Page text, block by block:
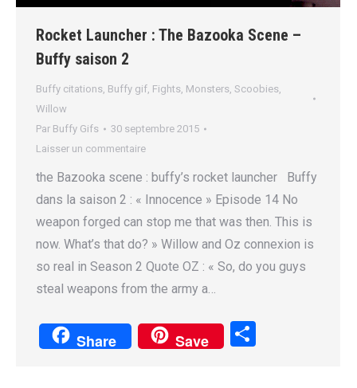
Rocket Launcher : The Bazooka Scene –
Buffy saison 2
Buffy citations, Buffy gif, Fights, Monsters, Scoobies,
Willow
Par Buffy Gifs
30 septembre 2015
Laisser un commentaire
the Bazooka scene : buffy’s rocket launcher Buffy
dans la saison 2 : « Innocence » Episode 14 No
weapon forged can stop me that was then. This is
now. What’s that do? » Willow and Oz connexion is
so real in Season 2 Quote OZ : « So, do you guys
steal weapons from the army a…
Share Save